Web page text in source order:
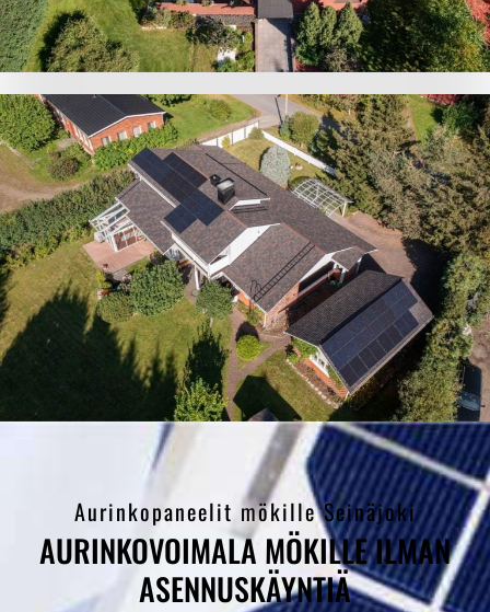
Aurinkopaneelit mökille Seinäjoki
AURINKOVOIMALA MÖKILLE ILMAN
ASENNUSKÄYNTIÄ